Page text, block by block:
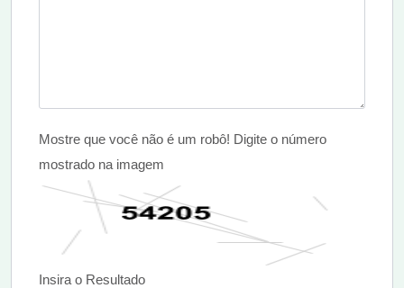
Mostre que você não é um robô! Digite o número
mostrado na imagem
Insira o Resultado